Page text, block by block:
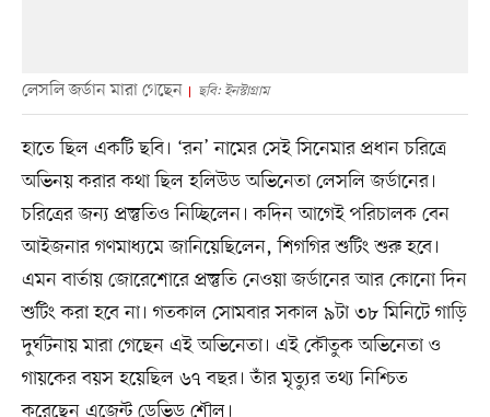
লেসলি জর্ডান মারা গেছেন ছবি: ইনস্টাগ্রাম
হাতে ছিল একটি ছবি। ‘রন’ নামের সেই সিনেমার প্রধান চরিত্রে
অভিনয় করার কথা ছিল হলিউড অভিনেতা লেসলি জর্ডানের।
চরিত্রের জন্য প্রস্তুতিও নিচ্ছিলেন। কদিন আগেই পরিচালক বেন
আইজনার গণমাধ্যমে জানিয়েছিলেন, শিগগির শুটিং শুরু হবে।
এমন বার্তায় জোরেশোরে প্রস্তুতি নেওয়া জর্ডানের আর কোনো দিন
শুটিং করা হবে না। গতকাল সোমবার সকাল ৯টা ৩৮ মিনিটে গাড়ি
দুর্ঘটনায় মারা গেছেন এই অভিনেতা। এই কৌতুক অভিনেতা ও
গায়কের বয়স হয়েছিল ৬৭ বছর। তাঁর মৃত্যুর তথ্য নিশ্চিত
করেছেন এজেন্ট ডেভিড শৌল।